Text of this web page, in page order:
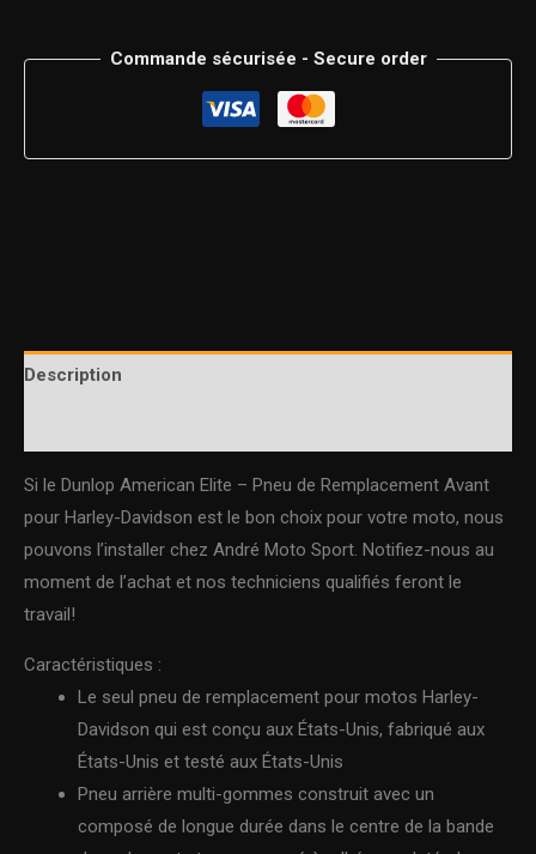
Commande sécurisée - Secure order
Description
Si le Dunlop American Elite – Pneu de Remplacement Avant
pour Harley-Davidson est le bon choix pour votre moto, nous
pouvons l’installer chez André Moto Sport. Notifiez-nous au
moment de l’achat et nos techniciens qualifiés feront le
travail!
Caractéristiques :
Le seul pneu de remplacement pour motos Harley-
Davidson qui est conçu aux États-Unis, fabriqué aux
États-Unis et testé aux États-Unis
Pneu arrière multi-gommes construit avec un
composé de longue durée dans le centre de la bande